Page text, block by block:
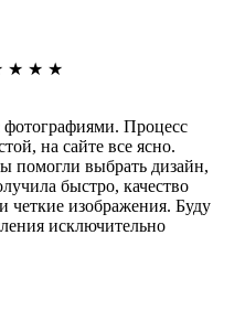
★ ★ ★
фотографиями. Процесс
на сайте все ясно.
помогли выбрать дизайн,
быстро, качество
четкие изображения. Буду
исключительно